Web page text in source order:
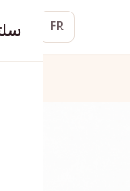
FR